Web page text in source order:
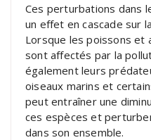
Ces perturbations dans
un effet en cascade sur
Lorsque les poissons et
sont affectés par la
également leurs
oiseaux marins et
peut entraîner une
ces espèces et
dans son ensemble.